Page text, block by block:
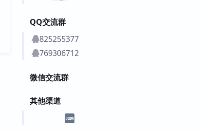
QQ交流群
825255377
769306712
微信交流群
其他渠道